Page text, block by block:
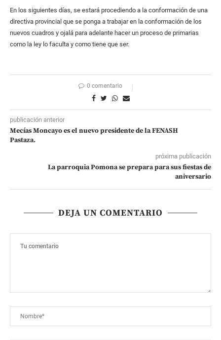
En los siguientes días, se estará procediendo a la conformación de una
directiva provincial que se ponga a trabajar en la conformación de los
nuevos cuadros y ojalá para adelante hacer un proceso de primarias
como la ley lo faculta y como tiene que ser.
0 comentario
publicación anterior
Mecías Moncayo es el nuevo presidente de la FENASH
Pastaza.
próxima publicación
La parroquia Pomona se prepara para sus fiestas de
aniversario
DEJA UN COMENTARIO